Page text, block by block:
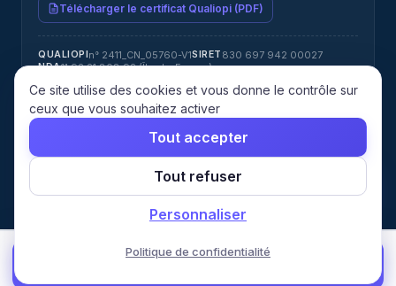
Télécharger le certificat Qualiopi (PDF)
QUALIOPI n° 2411_CN_05760-V1SIRET 830 697 942 00027
NDA11 92 21 808 92 (Île-de-France)
CERTIFICATEURISQ
© 2026 26 Academy. Tous droits réservés.
légales
Confidentialité CGUCGVCookies
cookies
Ce site utilise des cookies et vous donne le contrôle sur
ceux que vous souhaitez activer
Tout accepter
Tout refuser
Personnaliser
Politique de confidentialité